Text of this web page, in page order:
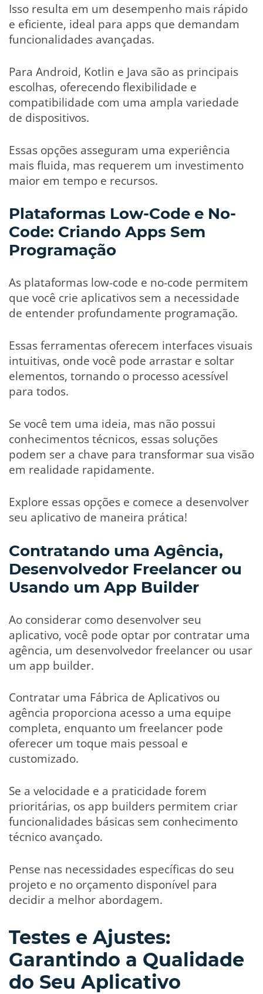
Isso resulta em um desempenho mais rápido
e eficiente, ideal para apps que demandam
funcionalidades avançadas.
Para Android, Kotlin e Java são as principais
escolhas, oferecendo flexibilidade e
compatibilidade com uma ampla variedade
de dispositivos.
Essas opções asseguram uma experiência
mais fluida, mas requerem um investimento
maior em tempo e recursos.
Plataformas Low-Code e No-
Code: Criando Apps Sem
Programação
As plataformas low-code e no-code permitem
que você crie aplicativos sem a necessidade
de entender profundamente programação.
Essas ferramentas oferecem interfaces visuais
intuitivas, onde você pode arrastar e soltar
elementos, tornando o processo acessível
para todos.
Se você tem uma ideia, mas não possui
conhecimentos técnicos, essas soluções
podem ser a chave para transformar sua visão
em realidade rapidamente.
Explore essas opções e comece a desenvolver
seu aplicativo de maneira prática!
Contratando uma Agência,
Desenvolvedor Freelancer ou
Usando um App Builder
Ao considerar como desenvolver seu
aplicativo, você pode optar por contratar uma
agência, um desenvolvedor freelancer ou usar
um app builder.
Contratar uma Fábrica de Aplicativos ou
agência proporciona acesso a uma equipe
completa, enquanto um freelancer pode
oferecer um toque mais pessoal e
customizado.
Se a velocidade e a praticidade forem
prioritárias, os app builders permitem criar
funcionalidades básicas sem conhecimento
técnico avançado.
Pense nas necessidades específicas do seu
projeto e no orçamento disponível para
decidir a melhor abordagem.
Testes e Ajustes:
Garantindo a Qualidade
do Seu Aplicativo